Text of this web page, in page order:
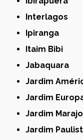
Interlagos
Ipiranga
Itaim Bibi
Jabaquara
Jardim
Jardim
Jardim
Jardim